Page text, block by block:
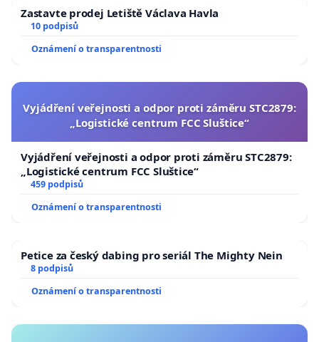
Zastavte prodej Letiště Václava Havla
10 podpisů
Oznámení o transparentnosti
Vyjádření veřejnosti a odpor proti záměru STC2879:
„Logistické centrum FCC Sluštice“
Vyjádření veřejnosti a odpor proti záměru STC2879:
„Logistické centrum FCC Sluštice“
459 podpisů
Oznámení o transparentnosti
Petice za český dabing pro seriál The Mighty Nein
8 podpisů
Oznámení o transparentnosti